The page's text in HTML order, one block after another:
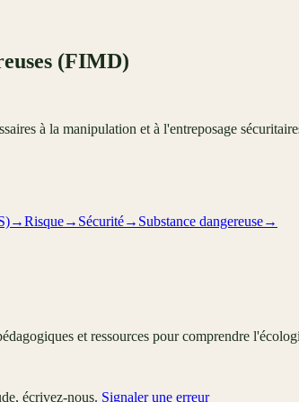
(FIMD)
à la manipulation et à l'entreposage
→Risque→ Sécurité→ Substance dangereuse→
et ressources pour comprendre
écrivez-nous. Signaler une erreur